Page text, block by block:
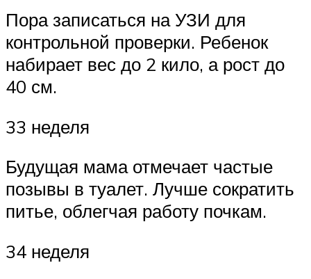
Пора записаться на УЗИ для
контрольной проверки. Ребенок
набирает вес до 2 кило, а рост до
40 см.
33 неделя
Будущая мама отмечает частые
позывы в туалет. Лучше сократить
питье, облегчая работу почкам.
34 неделя